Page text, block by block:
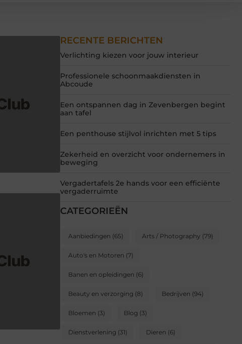
RECENTE BERICHTEN
Verlichting kiezen voor jouw interieur
Professionele schoonmaakdiensten in
Abcoude
Een ontspannen dag in Zevenbergen begint
aan tafel
Een penthouse stijlvol inrichten met 5 tips
Zekerheid en overzicht voor ondernemers in
beweging
Vergadertafels 2e hands voor een efficiënte
vergaderruimte
CATEGORIEËN
Aanbiedingen (65) Arts / Photography (79)
Auto's en Motoren (7)
Banen en opleidingen (6)
Beauty en verzorging (8) Bedrijven (94)
Bloemen (3) Blog (3)
Dienstverlening (31) Dieren (6)